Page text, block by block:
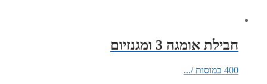
חבילת אומגה 3 ומגנזיום
400 כמוסות /...